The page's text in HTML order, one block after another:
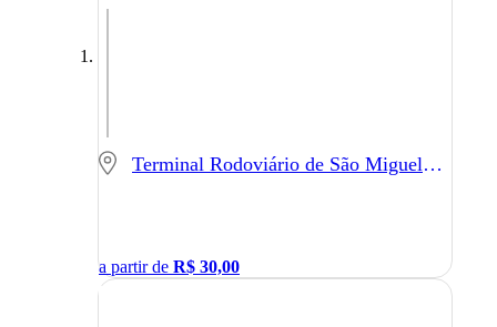
Terminal Rodoviário de São Miguel do Oeste - SC - São Miguel do Oeste - SC
a partir de R$ 30,00